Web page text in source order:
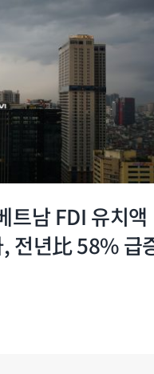
트남 FDI 유치액
전년比 58% 급